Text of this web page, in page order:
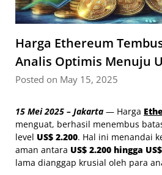
Harga Ethereum
Analis Optimis Menuju
Posted on May 15, 2025
15 Mei 2025 – Jakarta — Harga
menguat, berhasil menembus
level US$ 2.200. Hal ini menandai
aman antara US$ 2.200 hingga
lama dianggap krusial oleh para